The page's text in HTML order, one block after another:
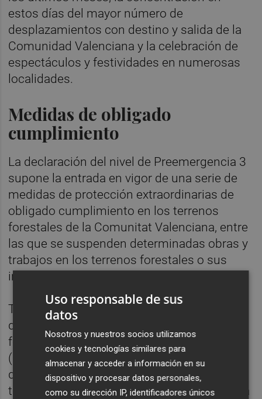
estos días del mayor número de
desplazamientos con destino y salida de la
Comunidad Valenciana y la celebración de
espectáculos y festividades en numerosas
localidades.
Medidas de obligado
cumplimiento
La declaración del nivel de Preemergencia 3
supone la entrada en vigor de una serie de
medidas de protección extraordinarias de
obligado cumplimiento en los terrenos
forestales de la Comunitat Valenciana, entre
las que se suspenden determinadas obras y
trabajos en los terrenos forestales o sus
inmediaciones.
También se impide el uso festivo-recreativo
del fuego por motivos festivos en terrenos
forestales y en la zona de influencia forestal
(hasta 500 metros); la prohibición genérica
de encender cualquier tipo de fuego en los
terrenos forestales y en la zona de influencia
Uso responsable de sus
datos
Nosotros y nuestros socios utilizamos
cookies y tecnologías similares para
almacenar y acceder a información en su
dispositivo y procesar datos personales,
como su dirección IP, identificadores únicos